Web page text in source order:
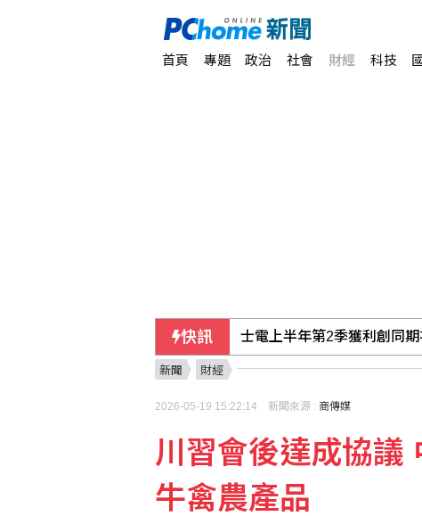
首頁 專題 政治 社會 財經 科技
快訊 士電上半年第2季獲利創同
日媒：調降消費稅財源無
宏正上半年每股賺2.5元 擬
新聞 財經
2026-05-19 15:22:14 新聞來源 : 商傳媒
川習會後達成協議
牛禽農產品